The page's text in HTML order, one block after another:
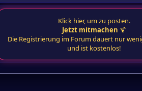
Klick hier, um zu posten.
Jetzt mitmachen 🍹
Die Registrierung im Forum dauert nur
und ist kostenlos!